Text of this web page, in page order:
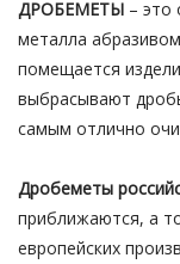
ДРОБЕМЕТЫ – это
металла
помещается
выбрасывают
самым отлично
Дробеметы
приближаются, а
европейских